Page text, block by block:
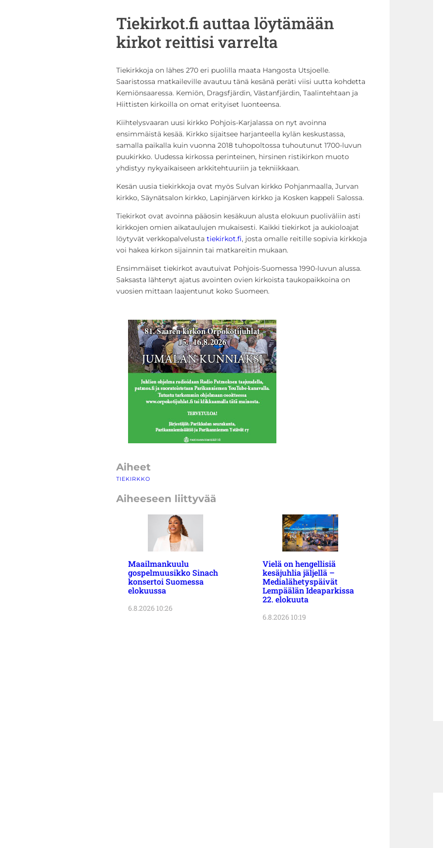
Tiekirkot.fi auttaa löytämään
kirkot reittisi varrelta
Tiekirkkoja on lähes 270 eri puolilla maata Hangosta Utsjoelle.
Saaristossa matkaileville avautuu tänä kesänä peräti viisi uutta kohdetta
Kemiönsaaressa. Kemiön, Dragsfjärdin, Västanfjärdin, Taalintehtaan ja
Hiittisten kirkoilla on omat erityiset luonteensa.
Kiihtelysvaaran uusi kirkko Pohjois-Karjalassa on nyt avoinna
ensimmäistä kesää. Kirkko sijaitsee harjanteella kylän keskustassa,
samalla paikalla kuin vuonna 2018 tuhopoltossa tuhoutunut 1700-luvun
puukirkko. Uudessa kirkossa perinteinen, hirsinen ristikirkon muoto
yhdistyy nykyaikaiseen arkkitehtuuriin ja tekniikkaan.
Kesän uusia tiekirkkoja ovat myös Sulvan kirkko Pohjanmaalla, Jurvan
kirkko, Säynätsalon kirkko, Lapinjärven kirkko ja Kosken kappeli Salossa.
Tiekirkot ovat avoinna pääosin kesäkuun alusta elokuun puoliväliin asti
kirkkojen omien aikataulujen mukaisesti. Kaikki tiekirkot ja aukioloajat
löytyvät verkkopalvelusta tiekirkot.fi, josta omalle reitille sopivia kirkkoja
voi hakea kirkon sijainnin tai matkareitin mukaan.
Ensimmäiset tiekirkot avautuivat Pohjois-Suomessa 1990-luvun alussa.
Saksasta lähtenyt ajatus avointen ovien kirkoista taukopaikkoina on
vuosien mittaan laajentunut koko Suomeen.
Aiheet
TIEKIRKKO
Aiheeseen liittyvää
Maailmankuulu
gospelmuusikko Sinach
konsertoi Suomessa
elokuussa
6.8.2026 10:26
Vielä on hengellisiä
kesäjuhlia jäljellä –
Medialähetyspäivät
Lempäälän Ideaparkissa
22. elokuuta
6.8.2026 10:19